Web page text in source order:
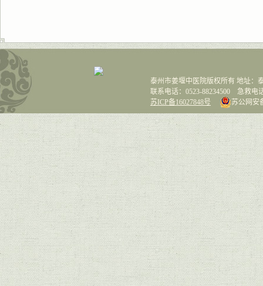
泰州市姜堰中医院版权所有 地址
联系电话：0523-88234500 急救电
苏ICP备16027848号
苏公网安